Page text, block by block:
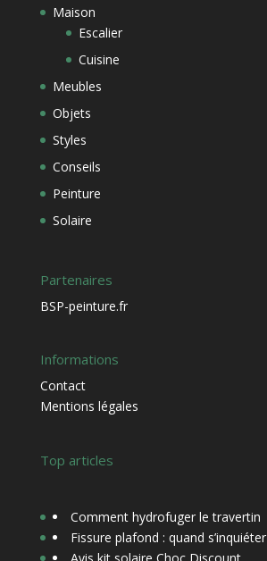
Maison
Escalier
Cuisine
Meubles
Objets
Styles
Conseils
Peinture
Solaire
Partenaires
BSP-peinture.fr
Informations
Contact
Mentions légales
Top articles
Comment hydrofuger le travertin
Fissure plafond : quand s’inquiéter
Avis kit solaire Choc Discount